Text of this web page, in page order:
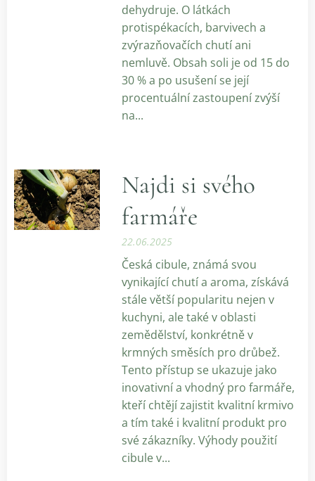
dehydruje. O látkách
protispékacích, barvivech a
zvýrazňovačích chutí ani
nemluvě. Obsah soli je od 15 do
30 % a po usušení se její
procentuální zastoupení zvýší
na...
Najdi si svého
farmáře
22.06.2025
Česká cibule, známá svou
vynikající chutí a aroma, získává
stále větší popularitu nejen v
kuchyni, ale také v oblasti
zemědělství, konkrétně v
krmných směsích pro drůbež.
Tento přístup se ukazuje jako
inovativní a vhodný pro farmáře,
kteří chtějí zajistit kvalitní krmivo
a tím také i kvalitní produkt pro
své zákazníky. Výhody použití
cibule v...